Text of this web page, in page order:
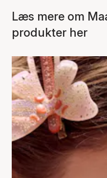
Læs mere om
produkter her